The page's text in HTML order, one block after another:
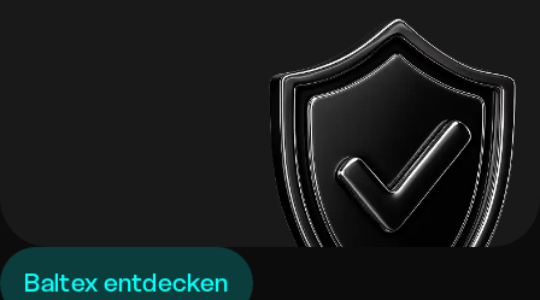
Baltex entdecken